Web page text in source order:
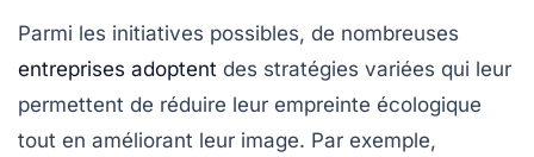
Parmi les initiatives possibles, de nombreuses
entreprises adoptent des stratégies variées qui leur
permettent de réduire leur empreinte écologique
tout en améliorant leur image. Par exemple,